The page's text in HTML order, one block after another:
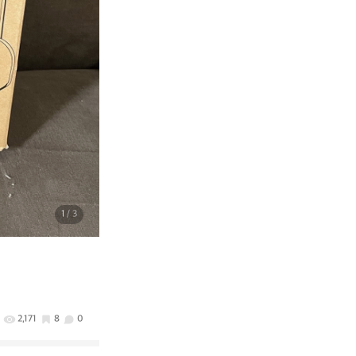
1 / 3
2,171 8 0